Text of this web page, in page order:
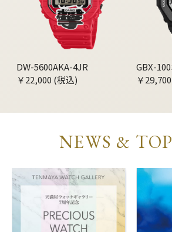
DW-5600AKA-4JR
￥22,000 (税込)
GBX-
￥
NEWS &